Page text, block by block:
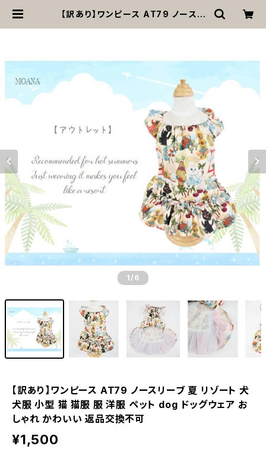
【訳あり】ワンピース AT79 ノースリ
1 /6
【訳あり】ワンピース AT79 ノースリーブ 夏 リゾート 犬
犬服 小型 猫 猫服 服 洋服 ペット dog ドッグウェア お
しゃれ かわいい 返品交換不可
¥1,500